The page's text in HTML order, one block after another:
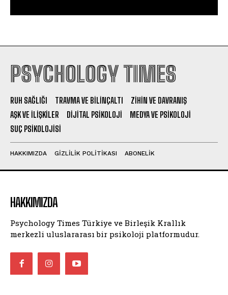
PSYCHOLOGY TIMES
RUH SAĞLIĞI TRAVMA VE BILINÇALTI
ZIHIN VE DAVRANIŞ
AŞK VE İLIŞKILER
DIJITAL PSIKOLOJI
MEDYA VE PSIKOLOJI
SUÇ PSIKOLOJISI
HAKKIMIZDA GIZLILIK POLITIKASI ABONELIK
HAKKIMIZDA
Psychology Times Türkiye ve Birleşik Krallık
merkezli uluslararası bir psikoloji platformudur.